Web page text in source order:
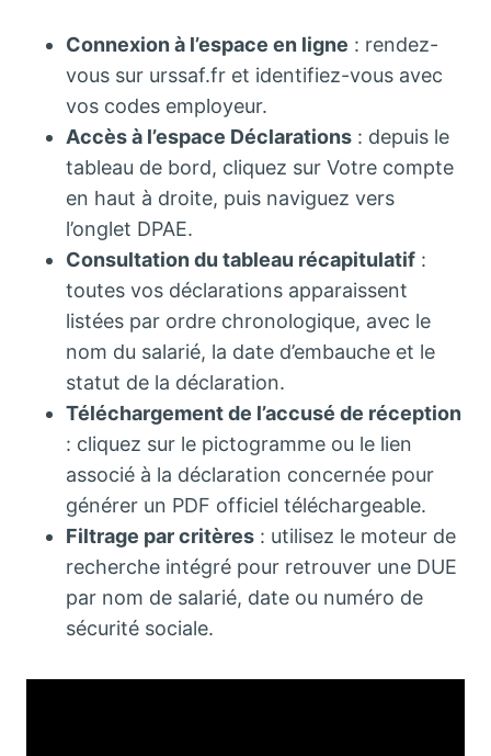
Connexion à l’espace en ligne : rendez-
vous sur urssaf.fr et identifiez-vous avec
vos codes employeur.
Accès à l’espace Déclarations : depuis le
tableau de bord, cliquez sur Votre compte
en haut à droite, puis naviguez vers
l’onglet DPAE.
Consultation du tableau récapitulatif :
toutes vos déclarations apparaissent
listées par ordre chronologique, avec le
nom du salarié, la date d’embauche et le
statut de la déclaration.
Téléchargement de l’accusé de réception
: cliquez sur le pictogramme ou le lien
associé à la déclaration concernée pour
générer un PDF officiel téléchargeable.
Filtrage par critères : utilisez le moteur de
recherche intégré pour retrouver une DUE
par nom de salarié, date ou numéro de
sécurité sociale.